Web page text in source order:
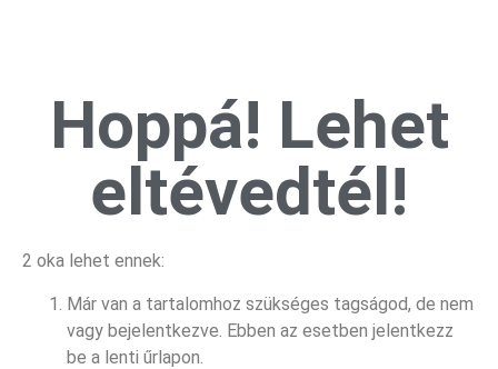
Hoppá! Lehet
eltévedtél!
2 oka lehet ennek:
Már van a tartalomhoz szükséges tagságod, de nem
vagy bejelentkezve. Ebben az esetben jelentkezz
be a lenti űrlapon.